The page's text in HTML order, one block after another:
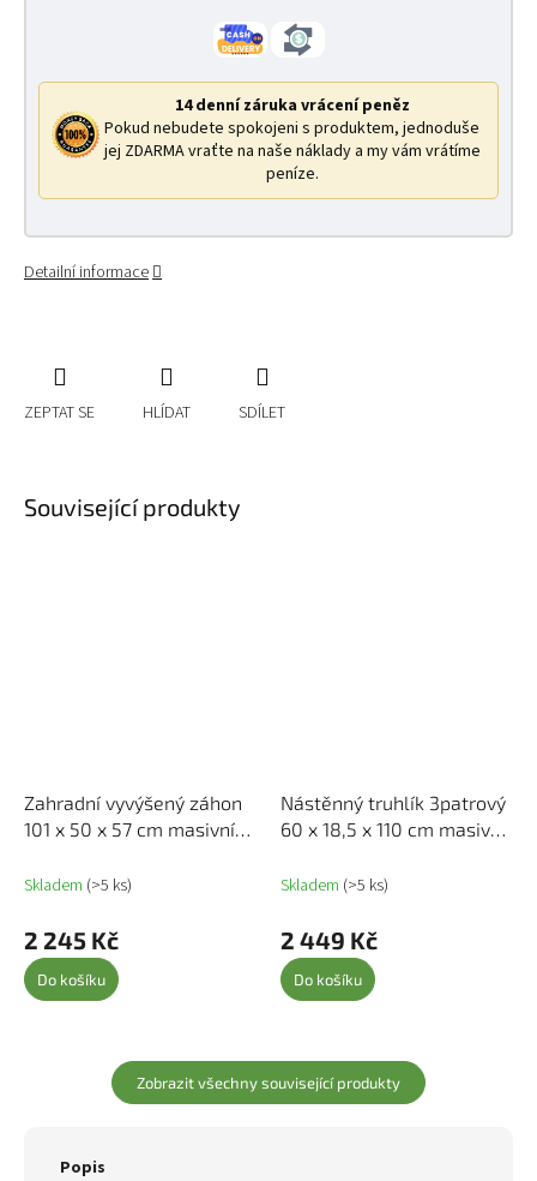
14 denní záruka vrácení peněz
Pokud nebudete spokojeni s produktem, jednoduše
jej ZDARMA vraťte na naše náklady a my vám vrátíme
peníze.
Detailní informace
ZEPTAT SE HLÍDAT SDÍLET
Související produkty
Zahradní vyvýšený záhon
101 x 50 x 57 cm masivní
Skladem (>5 ks)
2 245 Kč
Do košíku
Nástěnný truhlík 3patrový
60 x 18,5 x 110 cm masivní
Skladem (>5 ks)
2 449 Kč
Do košíku
Zobrazit všechny související produkty
Popis